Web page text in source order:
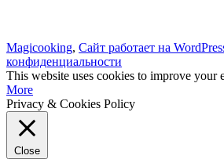
Magicooking, Сайт работает на
конфиденциальности
This website uses cookies to improve your
More
Privacy & Cookies Policy
Close